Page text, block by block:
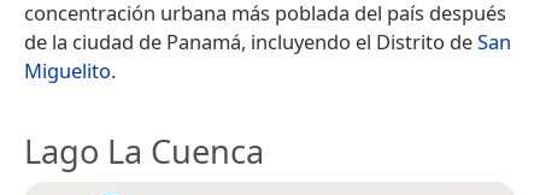
concentración urbana más poblada del país después
de la ciudad de Panamá, incluyendo el Distrito deSan
Miguelito.
Lago La Cuenca